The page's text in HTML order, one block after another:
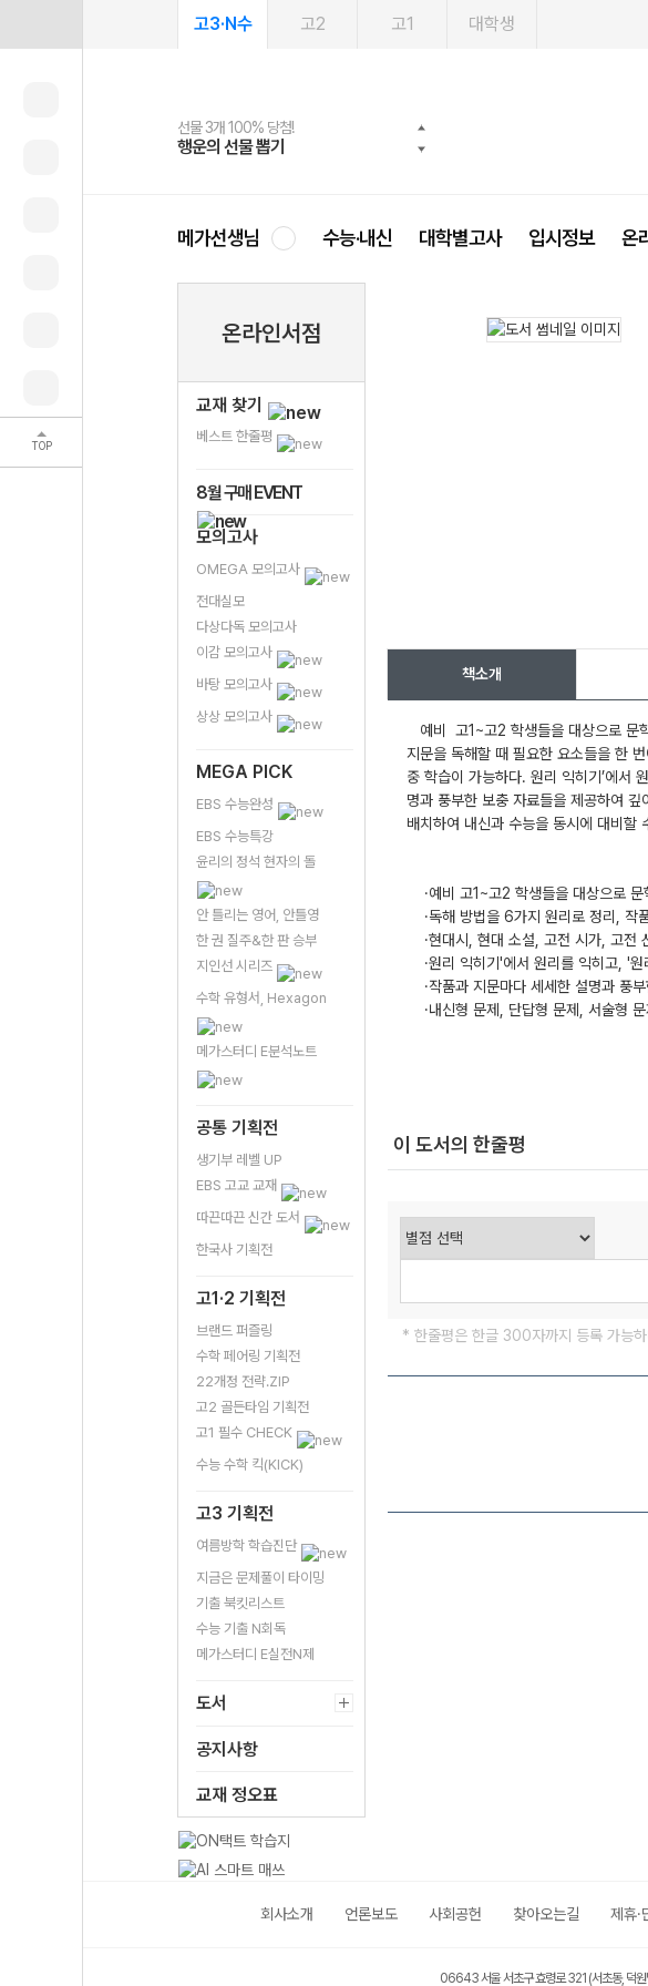
TOP
고3·N수 고2 고1 대학생
선물 3개 100% 당첨!
행운의 선물 뽑기
선물 100% 증정!
메가스터디 X 올리브
여름방학 스터디 캐시백
메가런 썸머스쿨
2027 러셀 단과
강사 공개선발
스마트러닝앱
설문 EVENT
메가패스
3일 무료 체험권
메가패스 수강생 무료혜택!
메가클럽 멤버십
사회공헌 캠페인
희망이룸 메가나눔
메가선생님 수능·내신 대학별고사 입시정보 온
온라인서점
교재 찾기
베스트 한줄평
8월 구매 EVENT
모의고사
OMEGA 모의고사
전대실모
다상다독 모의고사
이감 모의고사
바탕 모의고사
상상 모의고사
MEGA PICK
EBS 수능완성
EBS 수능특강
윤리의 정석 현자의 돌
안 틀리는 영어, 안틀영
한 권 질주&한 판 승부
지인선 시리즈
수학 유형서, Hexagon
메가스터디 E분석노트
공통 기획전
생기부 레벨 UP
EBS 고교 교재
따끈따끈 신간 도서
한국사 기획전
고1·2 기획전
브랜드 퍼즐링
수학 페어링 기획전
22개정 전략.ZIP
고2 골든타임 기획전
고1 필수 CHECK
수능 수학 킥(KICK)
고3 기획전
여름방학 학습진단
지금은 문제풀이 타이밍
기출 북킷리스트
수능 기출 N회독
메가스터디 E실전N제
도서
공지사항
교재 정오표
책소개
예비 고1~고2 학생들을 대상으로 문
지문을 독해할 때 필요한 요소들을 한
중 학습이 가능하다. 원리 익히기’에서
명과 풍부한 보충 자료들을 제공하여
배치하여 내신과 수능을 동시에 대비할
·예비 고1~고2 학생들을 대상으로 문
·독해 방법을 6가지 원리로 정리, 작
·현대시, 현대 소설, 고전 시가, 고전
·원리 익히기'에서 원리를 익히고, '원
·작품과 지문마다 세세한 설명과 풍
·내신형 문제, 단답형 문제, 서술형
이 도서의 한줄평
* 한줄평은 한글 300자까지 등록 가능
회사소개 언론보도 사회공헌 찾아오는길 제휴·
06643 서울 서초구 효령로 321 (서초동, 덕